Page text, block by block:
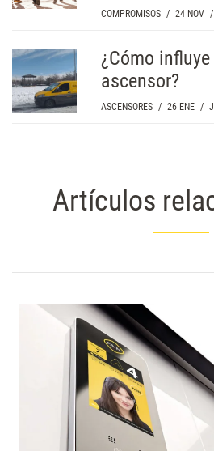
COMPROMISOS / 24 NOV /
¿Cómo
ascensor?
ASCENSORES / 26 ENE /
Artículos